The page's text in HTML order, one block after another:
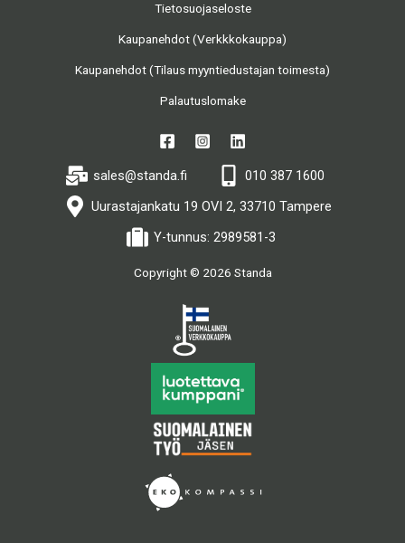
Tietosuojaseloste
Kaupanehdot (Verkkkokauppa)
Kaupanehdot (Tilaus myyntiedustajan toimesta)
Palautuslomake
sales@standa.fi
010 387 1600
Uurastajankatu 19 OVI 2, 33710 Tampere
Y-tunnus: 2989581-3
Copyright © 2026 Standa